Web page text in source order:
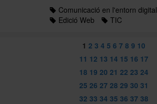
Comunicació en l'entorn digital
Edició Web
TIC
1 2 3 4 5 6 7 8 9 10
11 12 13 14 15 16 17
18 19 20 21 22 23 24
25 26 27 28 29 30 31
32 33 34 35 36 37 38